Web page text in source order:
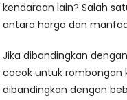
kendaraan lain? Salah
antara harga dan
Jika dibandingkan
cocok untuk rombongan
dibandingkan dengan